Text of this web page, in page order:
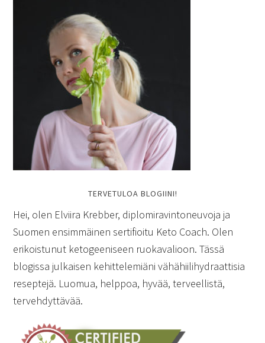
TERVETULOA BLOGIINI!
Hei, olen Elviira Krebber, diplomiravintoneuvoja ja
Suomen ensimmäinen sertifioitu Keto Coach. Olen
erikoistunut ketogeeniseen ruokavalioon. Tässä
blogissa julkaisen kehittelemiäni vähähiilihydraattisia
reseptejä. Luomua, helppoa, hyvää, terveellistä,
tervehdyttävää.